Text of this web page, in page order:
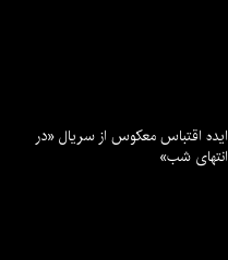
ایده اقتباس معکوس از سریال «در
انتهای شب»